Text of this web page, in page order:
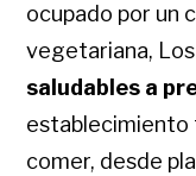
ocupado por un
vegetariana,
saludables a
establecimiento
comer, desde